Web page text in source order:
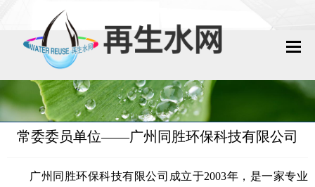
再生水动态
再生水知识
城镇污水回用
常委委员单位——广州同胜环保科技有限公司
广州同胜环保科技有限公司成立于2003年，是一家专业